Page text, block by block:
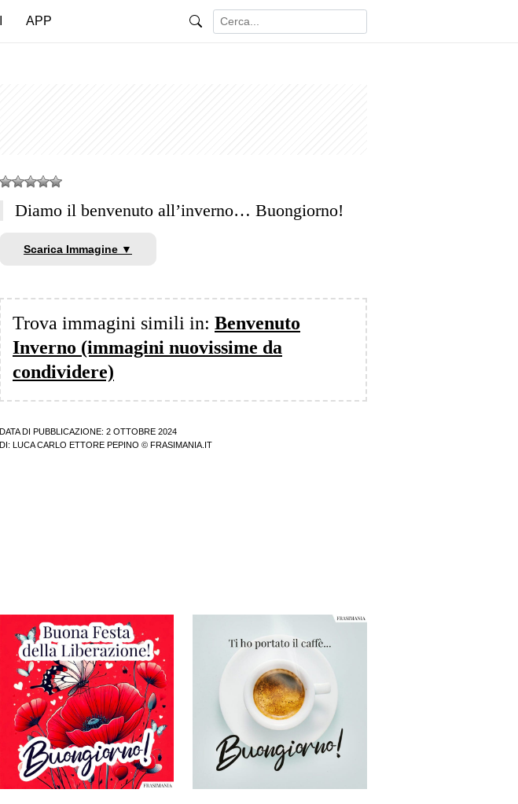
APP
Diamo il benvenuto all’inverno… Buongiorno!
Scarica Immagine ▼
Trova immagini simili in: Benvenuto
Inverno (immagini nuovissime da
condividere)
DATA DI PUBBLICAZIONE: 2 OTTOBRE 2024
DI:
LUCA CARLO ETTORE PEPINO © FRASIMANIA.IT